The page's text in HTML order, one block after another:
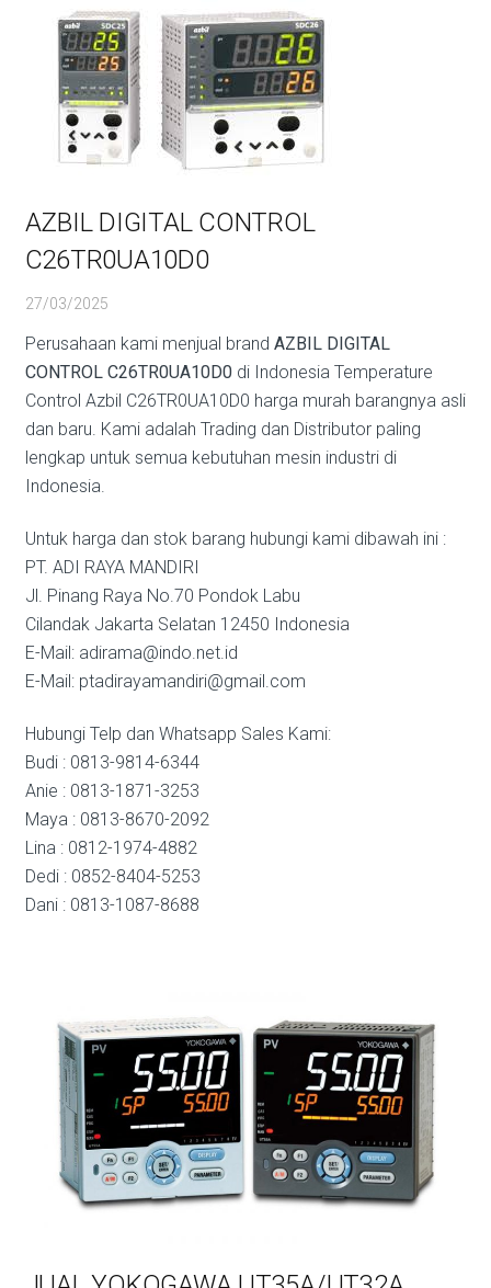
AZBIL DIGITAL CONTROL
C26TR0UA10D0
27/03/2025
Perusahaan kami menjual brand AZBIL DIGITAL
CONTROL C26TR0UA10D0di Indonesia Temperature
Control Azbil C26TR0UA10D0 harga murah barangnya asli
dan baru. Kami adalah Trading dan Distributor paling
lengkap untuk semua kebutuhan mesin industri di
Indonesia.
Untuk harga dan stok barang hubungi kami dibawah ini :
PT. ADI RAYA MANDIRI
Jl. Pinang Raya No.70 Pondok Labu
Cilandak Jakarta Selatan 12450 Indonesia
E-Mail: adirama@indo.net.id
E-Mail: ptadirayamandiri@gmail.com
Hubungi Telp dan Whatsapp Sales Kami:
Budi : 0813-9814-6344
Anie : 0813-1871-3253
Maya : 0813-8670-2092
Lina : 0812-1974-4882
Dedi : 0852-8404-5253
Dani : 0813-1087-8688